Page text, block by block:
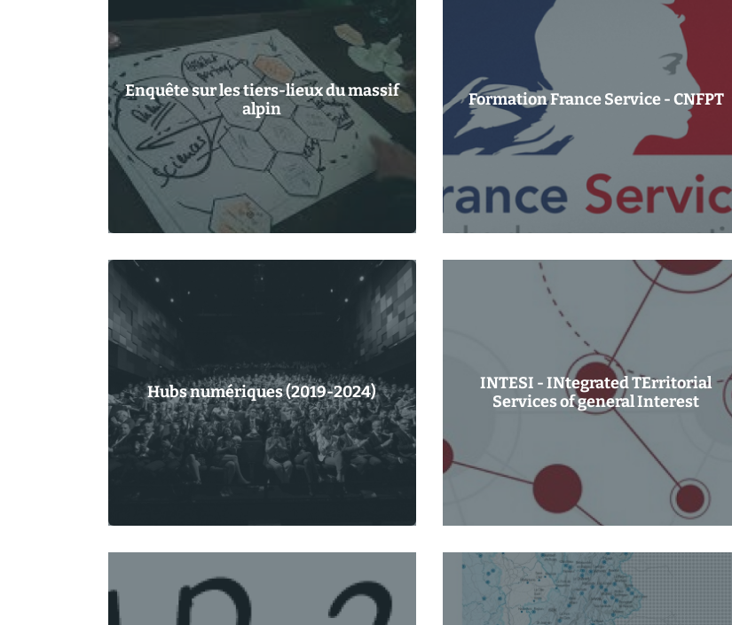
Enquête sur les tiers-lieux du massif
alpin
Formation France Service - CNFPT
Hubs numériques (2019-2024)
INTESI - INtegrated TErritorial
Services of general Interest